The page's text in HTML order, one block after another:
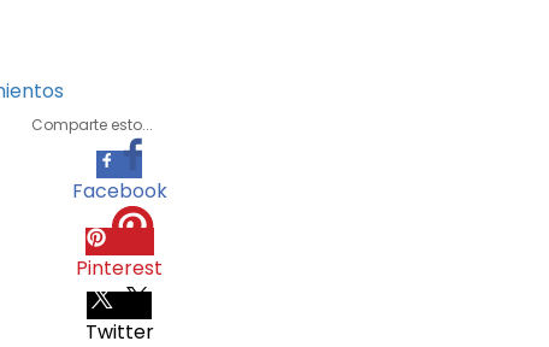
Comparte esto...
Facebook
Pinterest
Twitter